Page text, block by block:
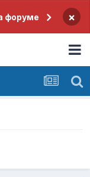
форуме ×